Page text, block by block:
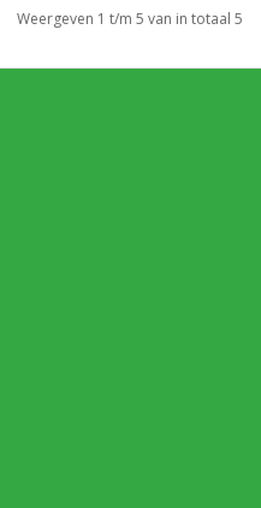
Weergeven 1 t/m 5 van in totaal 5